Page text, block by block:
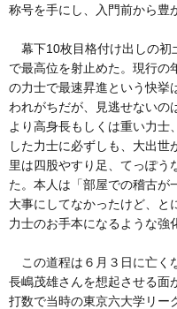
称号を手にし、入門前から豊
幕下10枚目格付け出しの初
で最高位を射止めた。現行の
の力士で最速昇進という快挙
われがちだが、見逃せないの
より高身長もしくは重い力士
した力士に必ずしも、大出
里は四股やすり足、てっぽう
た。本人は「部屋での稽古が
大事にしてなかったけど、と
力士のお手本になるような強
この道程は６月３日に亡く
長嶋茂雄さんを想起させる面
打数で当時の東京六大学リー